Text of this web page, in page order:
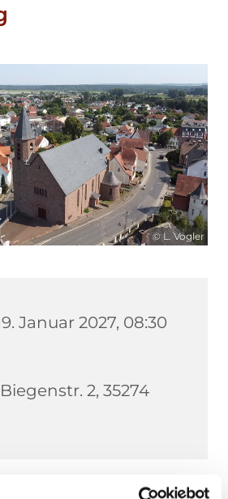
© L. Vogler
Januar 2027, 08:30
2, 35274